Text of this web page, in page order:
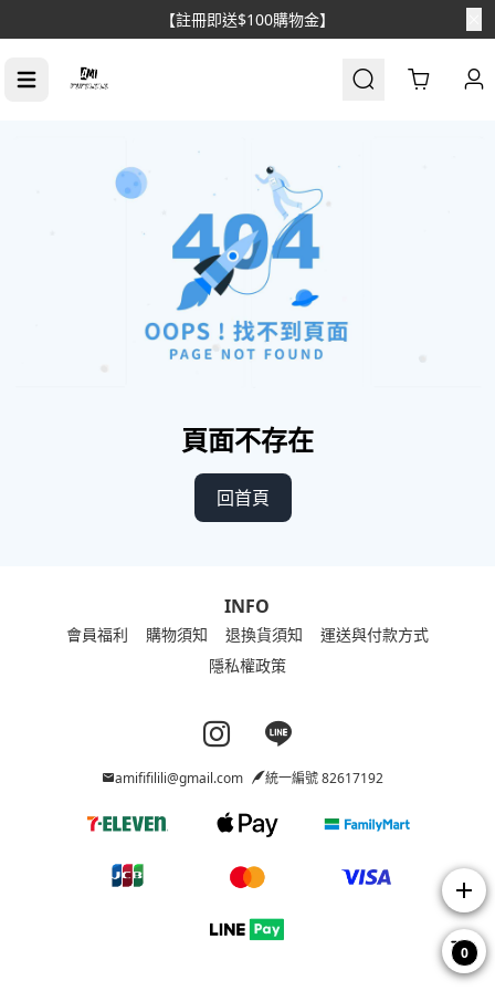
【註冊即送$100購物金】
Cart
頁面不存在
回首頁
INFO
會員福利 購物須知 退換貨須知
運送與付款方式
隱私權政策
Instagram page
Line page
amififilili@gmail.com 統一編號 82617192
add
0